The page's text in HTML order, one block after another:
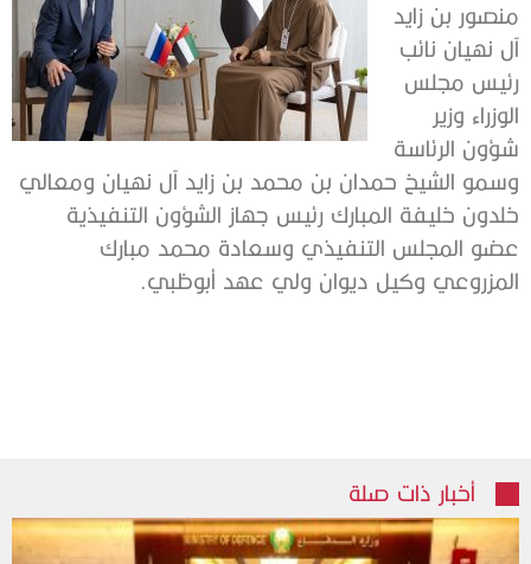
منصور بن زايد
آل نهيان نائب
رئيس مجلس
الوزراء وزير
شؤون الرئاسة
وسمو الشيخ حمدان بن محمد بن زايد آل نهيان ومعالي
خلدون خليفة المبارك رئيس جهاز الشؤون التنفيذية
عضو المجلس التنفيذي وسعادة محمد مبارك
المزروعي وكيل ديوان ولي عهد أبوظبي.
أخبار ذات صلة